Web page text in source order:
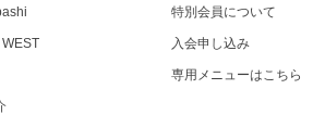
WEST
特別会員について
入会申し込み
専用メニューはこちら